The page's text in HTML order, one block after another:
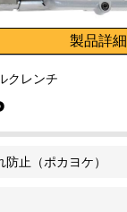
製品詳細
クレンチ
防止（ポカヨケ）